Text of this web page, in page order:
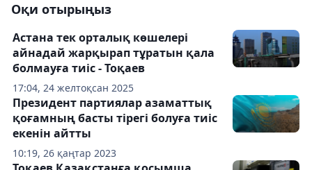
Оқи отырыңыз
17:04, 24 желтоқсан 2025
Астана тек орталық көшелері
айнадай жарқырап тұратын қала
болмауға тиіс - Тоқаев
10:19, 26 қаңтар 2023
Президент партиялар азаматтық
қоғамның басты тірегі болуға тиіс
екенін айтты